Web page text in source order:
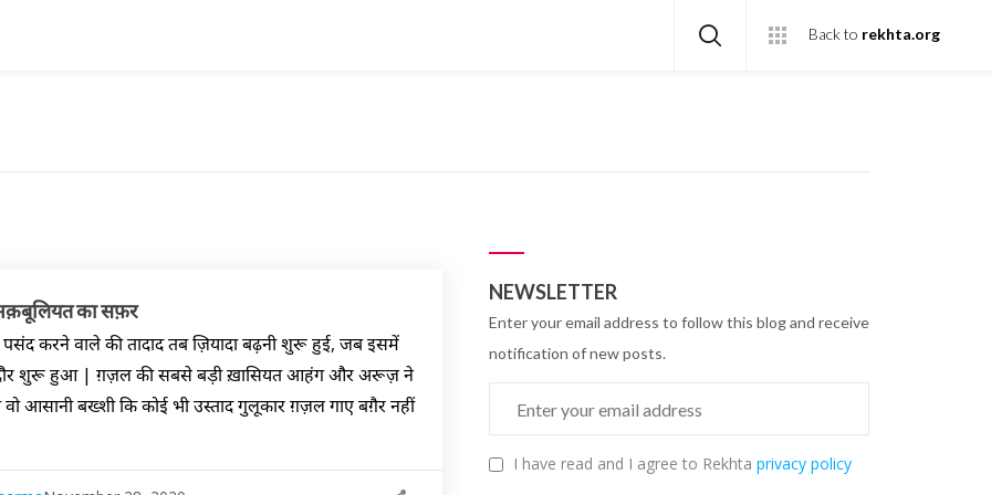
Back to rekhta.org
का सफ़र
पसंद करने वाले की तादाद तब ज़ियादा बढ़नी शुरू हुई, जब इसमें
शुरू हुआ | ग़ज़ल की सबसे बड़ी ख़ासियत आहंग और अरूज़ ने
वो आसानी बख्शी कि कोई भी उस्ताद गुलूकार ग़ज़ल गाए बग़ैर नहीं
NEWSLETTER
Enter your email address to follow this blog and receive
notification of new posts.
I have read and I agree to Rekhta privacy policy